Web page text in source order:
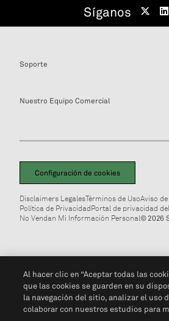
Síganos
Soporte
Nuestro Equipo Comercial
Configuración de cookies
Disclaimers LegalesTérminos de UsoAviso
Política de PrivacidadPortal de privacidad
No Vendan Mi Información Personal© 2026
Al hacer clic en “Aceptar todas las
que las cookies se guarden en su
la navegación del sitio, analizar el uso
colaborar con nuestros estudios para